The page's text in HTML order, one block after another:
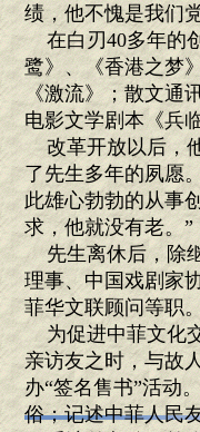
绩，他不愧是我们
在白刃40多年的创
鹭》、《香港之梦
《激流》；散文通
电影文学剧本《兵
改革开放以后，他
了先生多年的夙愿
此雄心勃勃的从事
求，他就没有老。”
先生离休后，除继
理事、中国戏剧家
菲华文联顾问等职
为促进中菲文化交
亲访友之时，与故
办“签名售书”活动
俗；记述中菲人民